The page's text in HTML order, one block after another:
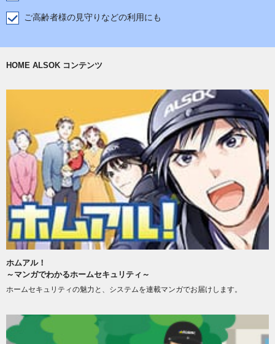
ご高齢者様の見守りなどの利用にも
HOME ALSOK コンテンツ
ホムアル！
～マンガでわかるホームセキュリティ～
ホームセキュリティの魅力と、システムを連載マンガでお届けします。